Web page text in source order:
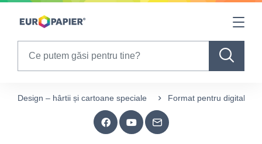
Table Of Content
Design – hârtii și cartoane speciale Format pentru digital